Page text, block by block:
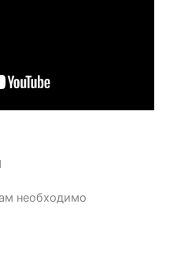
необходимо